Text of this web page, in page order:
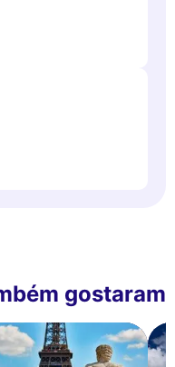
gostaram